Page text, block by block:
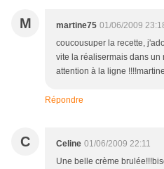
M martine75 01/06/2009
coucousuper la recette,
vite la réalisermais dans un
attention à la ligne !!!!martine
Répondre
C Celine 01/06/2009 22:11
Une belle crème